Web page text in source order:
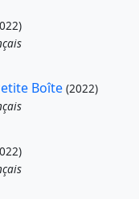
Boîte (2022)